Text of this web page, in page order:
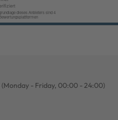
(Monday - Friday, 00:00 - 24:00)